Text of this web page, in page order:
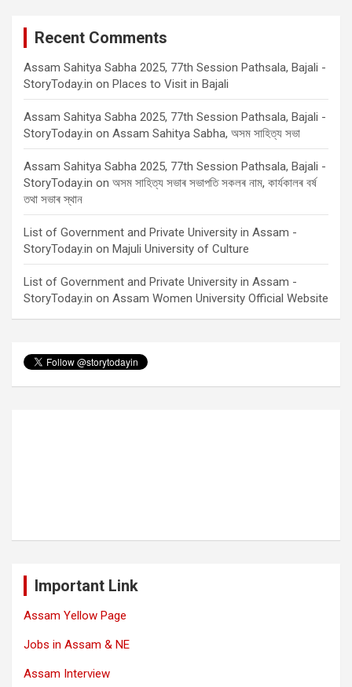
Recent Comments
Assam Sahitya Sabha 2025, 77th Session Pathsala, Bajali -
StoryToday.in on Places to Visit in Bajali
Assam Sahitya Sabha 2025, 77th Session Pathsala, Bajali -
StoryToday.in on Assam Sahitya Sabha, অসম সাহিত্য সভা
Assam Sahitya Sabha 2025, 77th Session Pathsala, Bajali -
StoryToday.in on অসম সাহিত্য সভাৰ সভাপতি সকলৰ নাম, কাৰ্যকালৰ বৰ্ষ
তথা সভাৰ স্থান
List of Government and Private University in Assam -
StoryToday.in on Majuli University of Culture
List of Government and Private University in Assam -
StoryToday.in on Assam Women University Official Website
Important Link
Assam Yellow Page
Jobs in Assam & NE
Assam Interview